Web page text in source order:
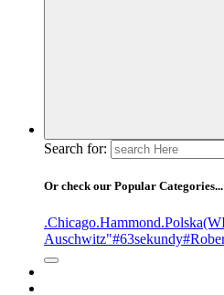
Search for:
Or check our Popular Categories...
.Chicago.Hammond.Polska
Auschwitz"#63sekundy